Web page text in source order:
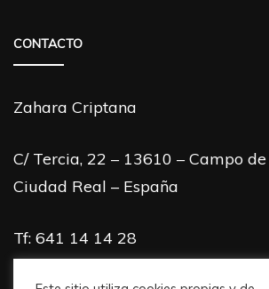
CONTACTO
Zahara Criptana
C/ Tercia, 22 – 13610 – Campo
Ciudad Real – España
Tf: 641 14 14 28